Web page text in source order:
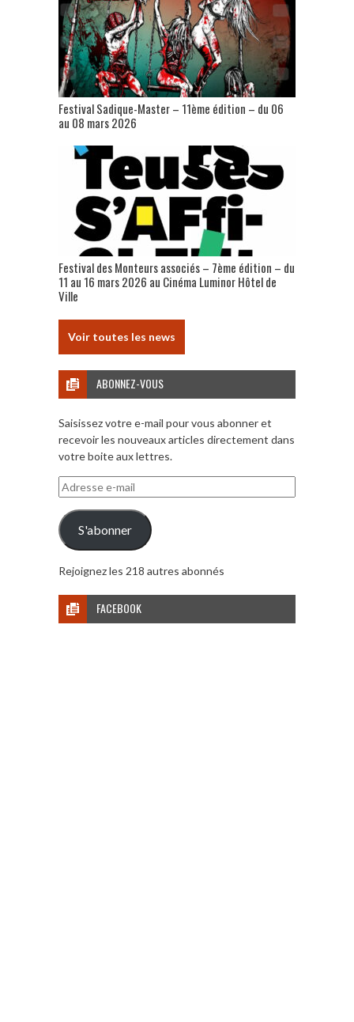
Festival Sadique-Master – 11ème édition – du 06
au 08 mars 2026
Festival des Monteurs associés – 7ème édition – du
11 au 16 mars 2026 au Cinéma Luminor Hôtel de
Ville
Voir toutes les news
ABONNEZ-VOUS
Saisissez votre e-mail pour vous abonner et
recevoir les nouveaux articles directement dans
votre boite aux lettres.
Adresse
e-
mail
S'abonner
Rejoignez les 218 autres abonnés
FACEBOOK